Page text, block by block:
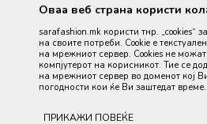
во описот на производите,
Оваа веб страна користи
sarafashion.mk користи тнр. „cookies“
на своите потреби. Cookie е
на мрежниот сервер. Cookies не
компјутерот на корисникот. Тие се
на мрежниот сервер во доменот кој
погодности кои ќе Ви заштедат време.
ПРИКАЖИ ПОВЕЌЕ